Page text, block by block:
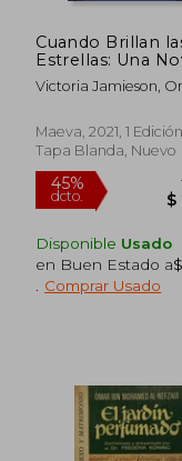
Cuando Brillan
Estrellas: Una
Gráfica Necesaria
Victoria Jamieson,
Maeva, 2021, 1 Edición,
Tapa Blanda, Nuevo
45%
dcto.
Disponible Usado
en Buen Estado a
Comprar Usado